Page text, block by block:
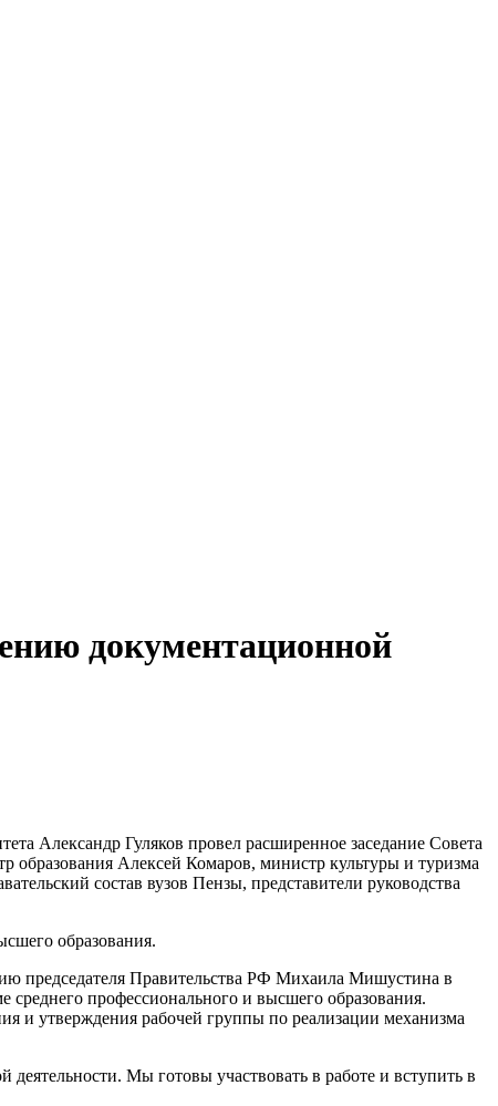
документационной
Александр Гуляков провел расширенное заседание Совета
образования Алексей Комаров, министр культуры и туризма
состав вузов Пензы, представители руководства
образования.
председателя Правительства РФ Михаила Мишустина в
среднего профессионального и высшего образования.
и утверждения рабочей группы по реализации механизма
Мы готовы участвовать в работе и вступить в